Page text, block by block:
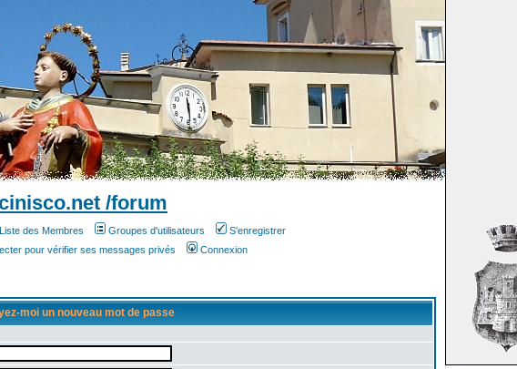
/forum
Liste des Membres Groupes d'utilisateurs
S'enregistrer
pour vérifier ses messages privés Connexion
moi un nouveau mot de passe